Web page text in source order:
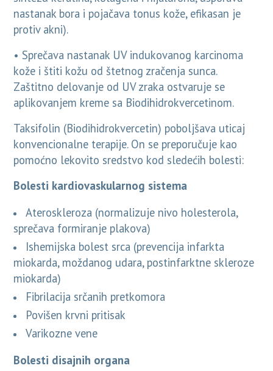
nastanak bora i pojačava tonus kože, efikasan je
protiv akni).
• Sprečava nastanak UV indukovanog karcinoma
kože i štiti kožu od štetnog zračenja sunca.
Zaštitno delovanje od UV zraka ostvaruje se
aplikovanjem kreme sa Biodihidrokvercetinom.
Taksifolin (Biodihidrokvercetin) poboljšava uticaj
konvencionalne terapije. On se preporučuje kao
pomoćno lekovito sredstvo kod sledećih bolesti:
Bolesti kardiovaskularnog sistema
Ateroskleroza (normalizuje nivo holesterola,
sprečava formiranje plakova)
Ishemijska bolest srca (prevencija infarkta
miokarda, moždanog udara, postinfarktne skleroze
miokarda)
Fibrilacija srčanih pretkomora
Povišen krvni pritisak
Varikozne vene
Bolesti disajnih organa